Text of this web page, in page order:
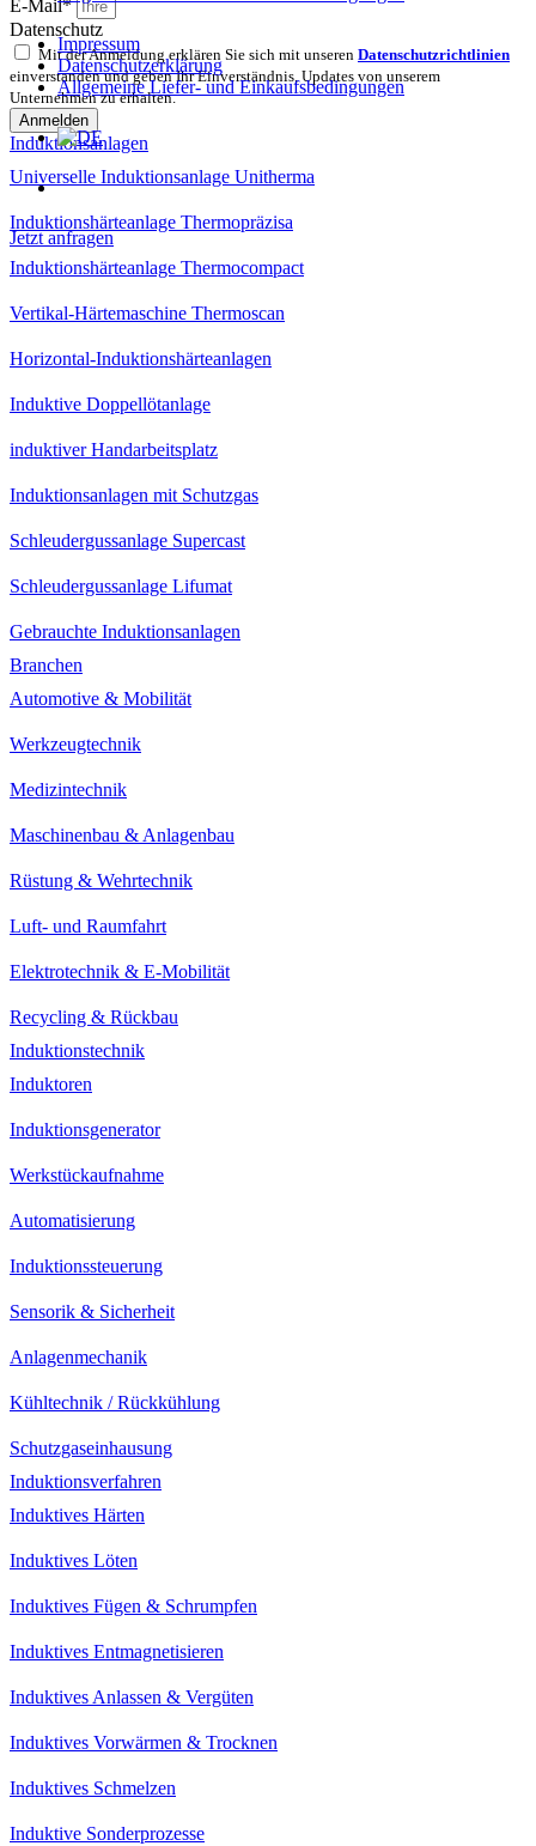
Impressum
Datenschutzerklärung
Allgemeine Liefer- und Einkaufsbedingungen
Jetzt anfragen
E-Mail*
Datenschutz
Mit der Anmeldung erklären Sie sich mit unseren Datenschutzrichtlinien
einverstanden und geben Ihr Einverständnis, Updates von unserem
Unternehmen zu erhalten.
Anmelden
Induktionsanlagen
Universelle Induktionsanlage Unitherma
Induktionshärteanlage Thermopräzisa
Induktionshärteanlage Thermocompact
Vertikal-Härtemaschine Thermoscan
Horizontal-Induktionshärteanlagen
Induktive Doppellötanlage
induktiver Handarbeitsplatz
Induktionsanlagen mit Schutzgas
Schleudergussanlage Supercast
Schleudergussanlage Lifumat
Gebrauchte Induktionsanlagen
Branchen
Automotive & Mobilität
Werkzeugtechnik
Medizintechnik
Maschinenbau & Anlagenbau
Rüstung & Wehrtechnik
Luft- und Raumfahrt
Elektrotechnik & E-Mobilität
Recycling & Rückbau
Induktionstechnik
Induktoren
Induktionsgenerator
Werkstückaufnahme
Automatisierung
Induktionssteuerung
Sensorik & Sicherheit
Anlagenmechanik
Kühltechnik / Rückkühlung
Schutzgaseinhausung
Induktionsverfahren
Induktives Härten
Induktives Löten
Induktives Fügen & Schrumpfen
Induktives Entmagnetisieren
Induktives Anlassen & Vergüten
Induktives Vorwärmen & Trocknen
Induktives Schmelzen
Induktive Sonderprozesse